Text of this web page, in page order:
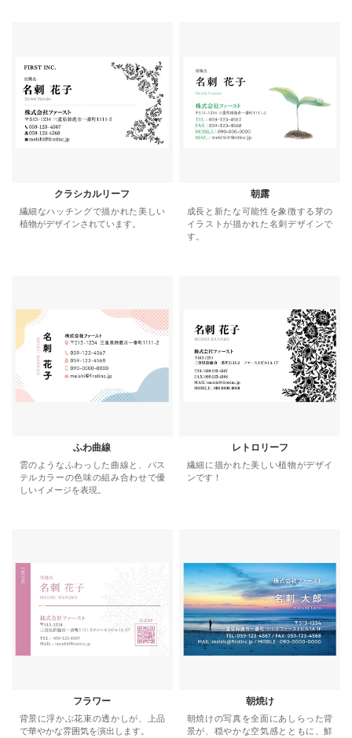
クラシカルリーフ
繊細なハッチングで描かれた美しい
植物がデザインされています。
朝露
成長と新たな可能性を象徴する芽の
イラストが描かれた名刺デザインで
す。
ふわ曲線
雲のようなふわっした曲線と、パス
テルカラーの色味の組み合わせで優
しいイメージを表現。
レトロリーフ
繊細に描かれた美しい植物がデザイ
ンです！
フラワー
背景に浮かぶ花束の透かしが、上品
で華やかな雰囲気を演出します。
朝焼け
朝焼けの写真を全面にあしらった背
景が、穏やかな空気感とともに、鮮